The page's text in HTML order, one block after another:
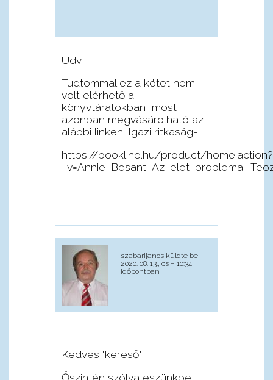
Üdv!
Tudtommal ez a kötet nem
volt elérhető a
könyvtáratokban, most
azonban megvásárolható az
alábbi linken. Igazi ritkaság-
https://bookline.hu/product/home.action?
szabarijanosküldte be
2020. 08. 13., cs – 10:34
időpontban
Kedves "kereső"!
Őszintén szólva eszünkbe